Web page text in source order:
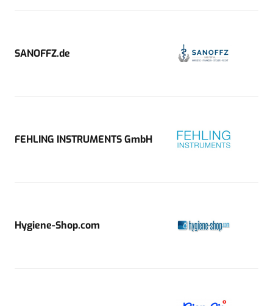
SANOFFZ.de
FEHLING INSTRUMENTS GmbH
Hygiene-Shop.com